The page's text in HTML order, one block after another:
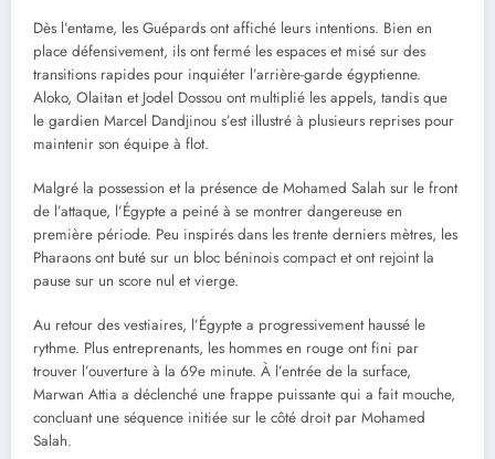
Dès l’entame, les Guépards ont affiché leurs intentions. Bien en
place défensivement, ils ont fermé les espaces et misé sur des
transitions rapides pour inquiéter l’arrière-garde égyptienne.
Aloko, Olaitan et Jodel Dossou ont multiplié les appels, tandis que
le gardien Marcel Dandjinou s’est illustré à plusieurs reprises pour
maintenir son équipe à flot.
Malgré la possession et la présence de Mohamed Salah sur le front
de l’attaque, l’Égypte a peiné à se montrer dangereuse en
première période. Peu inspirés dans les trente derniers mètres, les
Pharaons ont buté sur un bloc béninois compact et ont rejoint la
pause sur un score nul et vierge.
Au retour des vestiaires, l’Égypte a progressivement haussé le
rythme. Plus entreprenants, les hommes en rouge ont fini par
trouver l’ouverture à la 69e minute. À l’entrée de la surface,
Marwan Attia a déclenché une frappe puissante qui a fait mouche,
concluant une séquence initiée sur le côté droit par Mohamed
Salah.